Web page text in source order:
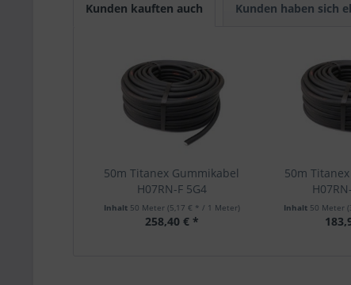
Kunden kauften auch Kunden haben sich
50m Titanex Gummikabel
H07RN-F 5G4
Inhalt 50 Meter (5,17 € * / 1 Meter)
258,40 € *
50m
Inhalt 50 Meter